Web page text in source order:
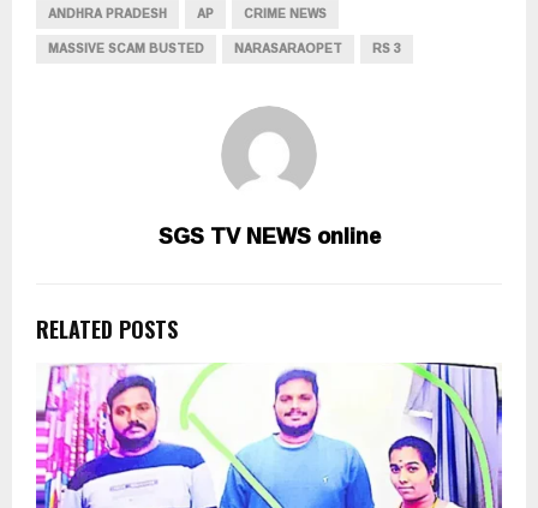
ANDHRA PRADESH
AP
CRIME NEWS
MASSIVE SCAM BUSTED
NARASARAOPET RS 3
SGS TV NEWS online
RELATED POSTS